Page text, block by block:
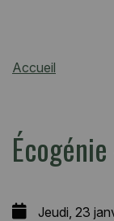
Accueil
Jeudi, 23